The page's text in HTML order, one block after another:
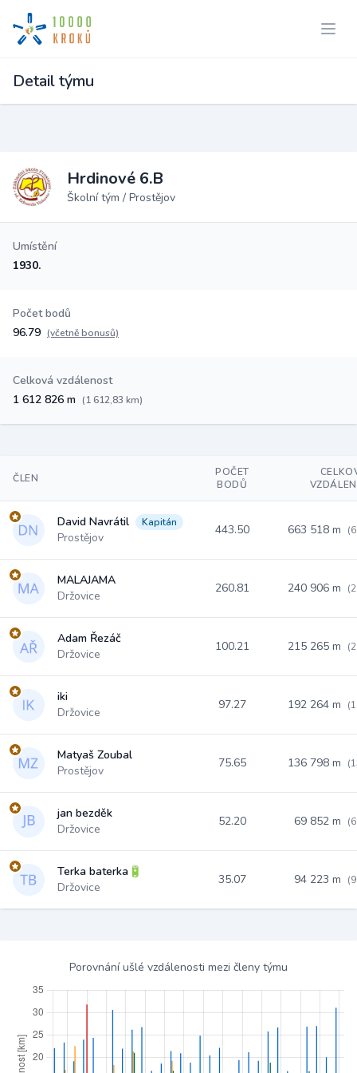
Detail týmu
Hrdinové 6.B
Školní tým / Prostějov
Umístění
1930.
Počet bodů
96.79 (včetně bonusů)
Celková vzdálenost
1 612 826 m (1 612,83 km)
ČLEN
POČET
BODŮ
David Navrátil Kapitán
Prostějov
443.50 663 518 m
MALAJAMA
Držovice
260.81 240 906 m
Adam Řezáč
Držovice
100.21 215 265 m
iki
Držovice
97.27 192 264 m
Matyaš Zoubal
Prostějov
75.65 136 798 m
jan bezděk
Držovice
52.20 69 852 m
Terka baterka🔋
Držovice
35.07 94 223 m
Porovnání ušlé vzdálenosti mezi členy týmu